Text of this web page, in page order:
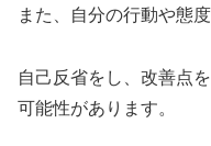
また、自分の行動や態
自己反省をし、改善点
可能性があります。